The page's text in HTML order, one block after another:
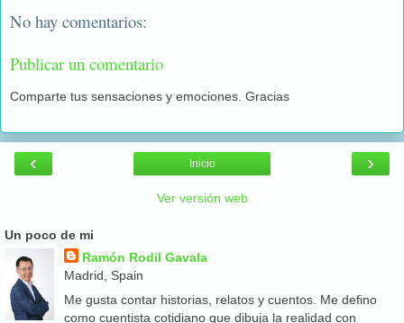
No hay comentarios:
Publicar un comentario
Comparte tus sensaciones y emociones. Gracias
‹ ›
Inicio
Ver versión web
Un poco de mi
Ramón Rodil Gavala
Madrid, Spain
Me gusta contar historias, relatos y cuentos. Me defino
como cuentista cotidiano que dibuja la realidad con